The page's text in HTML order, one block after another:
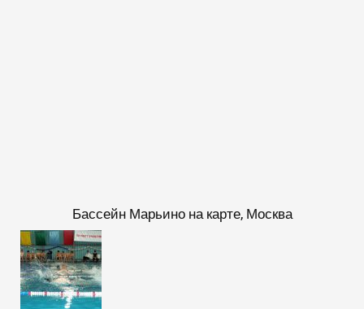
Бассейн Марьино на карте, Москва